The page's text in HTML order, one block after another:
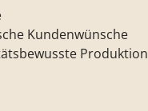
Kundenwünsche
Produktion